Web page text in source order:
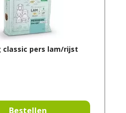
classic pers lam/rijst
Bestellen